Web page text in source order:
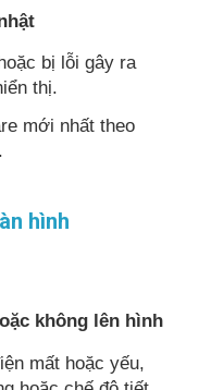
bị lỗi gây ra
thị.
mới nhất theo
hình
không lên hình
mất hoặc yếu,